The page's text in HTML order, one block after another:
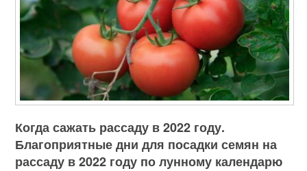
Когда сажать рассаду в 2022 году.
Благоприятные дни для посадки семян на
рассаду в 2022 году по лунному календарю